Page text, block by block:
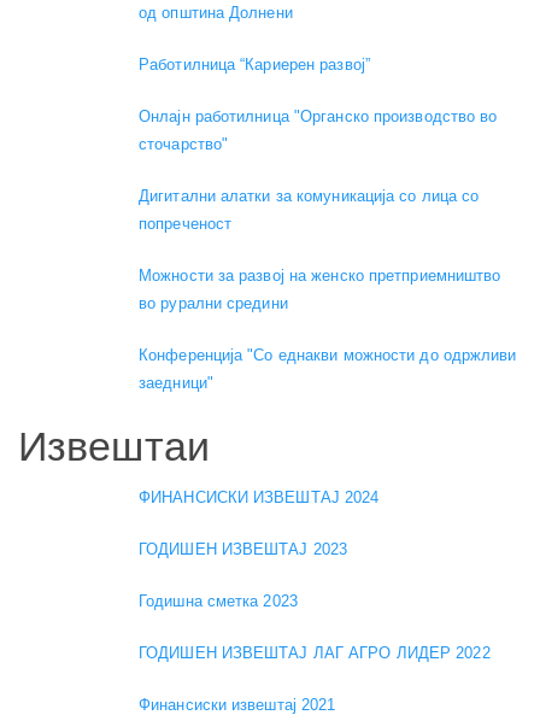
од општина Долнени
Работилница “Кариерен развој”
Онлајн работилница "Органско производство во
сточарство"
Дигитални алатки за комуникација со лица со
попреченост
Можности за развој на женско претприемништво
во рурални средини
Конференција "Со еднакви можности до одржливи
заедници"
Извештаи
ФИНАНСИСКИ ИЗВЕШТАЈ 2024
ГОДИШЕН ИЗВЕШТАЈ 2023
Годишна сметка 2023
ГОДИШЕН ИЗВЕШТАЈ ЛАГ АГРО ЛИДЕР 2022
Финансиски извештај 2021